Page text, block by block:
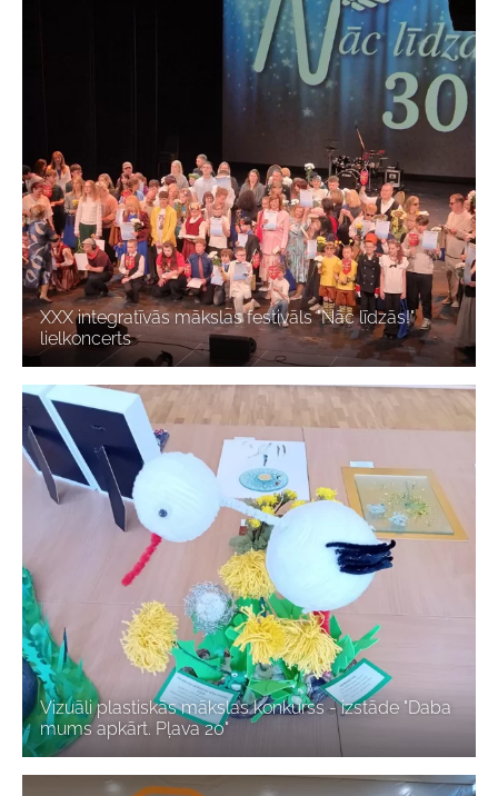
XXX integratīvās mākslas festivāls "Nāc līdzās!"
lielkoncerts
Vizuāli plastiskās mākslas konkurss - izstāde "Daba
mums apkārt. Pļava 20"